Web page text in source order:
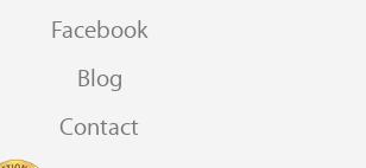
Facebook
Blog
Contact